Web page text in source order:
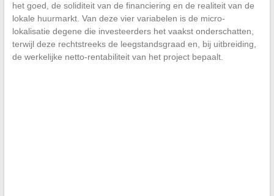
het goed, de soliditeit van de financiering en de realiteit van de
lokale huurmarkt. Van deze vier variabelen is de micro-
lokalisatie degene die investeerders het vaakst onderschatten,
terwijl deze rechtstreeks de leegstandsgraad en, bij uitbreiding,
de werkelijke netto-rentabiliteit van het project bepaalt.